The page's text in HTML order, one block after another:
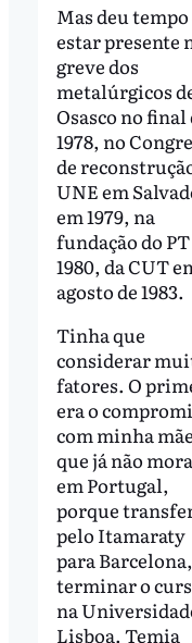
Mas deu tempo
estar presente
greve dos
metalúrgicos
Osasco no final
1978, no
de
UNE em
em 1979, na
fundação do
1980, da CUT
agosto de 1983.
Tinha que
considerar
fatores. O
era o
com minha
que já não
em Portugal,
porque
pelo Itamaraty
para
terminar o
na
Lisboa. Temia